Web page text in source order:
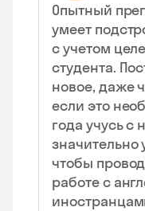
Опытный
умеет
с учетом
студента.
новое, даже
если это
года учусь с
значительно
чтобы
работе с